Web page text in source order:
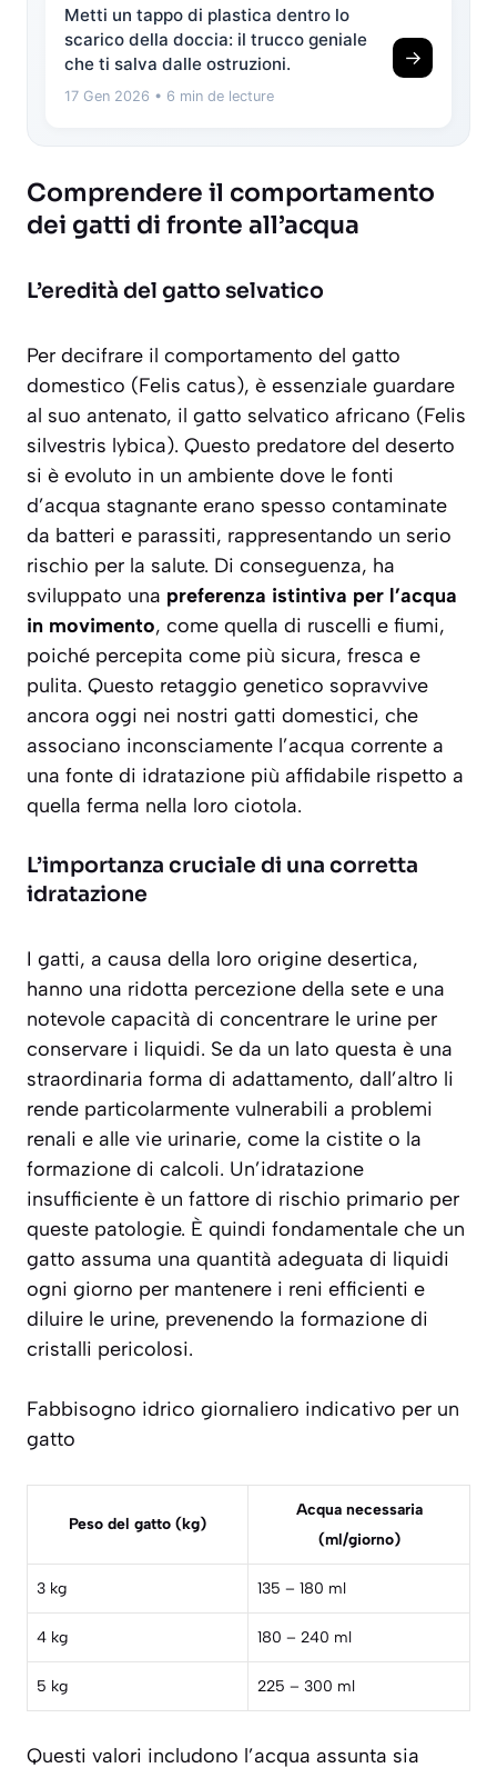
Metti un tappo di plastica dentro lo
scarico della doccia: il trucco geniale
che ti salva dalle ostruzioni.
17 Gen 2026 • 6 min de lecture
→
Comprendere il comportamento
dei gatti di fronte all’acqua
L’eredità del gatto selvatico
Per decifrare il comportamento del gatto
domestico (Felis catus), è essenziale guardare
al suo antenato, il gatto selvatico africano (Felis
silvestris lybica). Questo predatore del deserto
si è evoluto in un ambiente dove le fonti
d’acqua stagnante erano spesso contaminate
da batteri e parassiti, rappresentando un serio
rischio per la salute. Di conseguenza, ha
sviluppato una preferenza istintiva per l’acqua
in movimento, come quella di ruscelli e fiumi,
poiché percepita come più sicura, fresca e
pulita. Questo retaggio genetico sopravvive
ancora oggi nei nostri gatti domestici, che
associano inconsciamente l’acqua corrente a
una fonte di idratazione più affidabile rispetto a
quella ferma nella loro ciotola.
L’importanza cruciale di una corretta
idratazione
I gatti, a causa della loro origine desertica,
hanno una ridotta percezione della sete e una
notevole capacità di concentrare le urine per
conservare i liquidi. Se da un lato questa è una
straordinaria forma di adattamento, dall’altro li
rende particolarmente vulnerabili a problemi
renali e alle vie urinarie, come la cistite o la
formazione di calcoli. Un’idratazione
insufficiente è un fattore di rischio primario per
queste patologie. È quindi fondamentale che un
gatto assuma una quantità adeguata di liquidi
ogni giorno per mantenere i reni efficienti e
diluire le urine, prevenendo la formazione di
cristalli pericolosi.
Fabbisogno idrico giornaliero indicativo per un
gatto
Peso del gatto (kg)
Acqua necessaria
(ml/giorno)
3 kg 135 – 180 ml
4 kg 180 – 240 ml
5 kg 225 – 300 ml
Questi valori includono l’acqua assunta sia